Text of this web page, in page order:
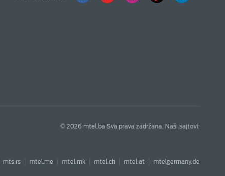
© 2026 mtel.ba Sva prava zadržana. Naši sajtovi:
mts.rs mtel.me mtel.mk mtel.ch mtel.at mtelgermany.de